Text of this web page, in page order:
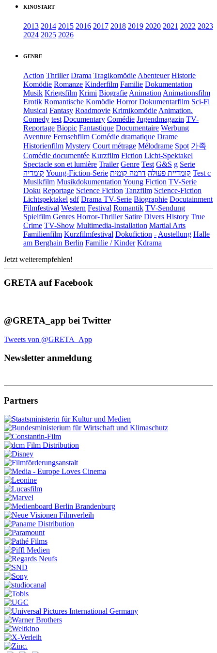
KINOSTART
2013 2014 2015 2016 2017 2018 2019 2020 2021 2022 2023
2024 2025 2026
GENRE
Action Thriller Drama Tragikomödie Abenteuer Historie
Komödie Romanze Kinderfilm Familie Dokumentation
Musik Kriegsfilm Krimi Biografie Animation Animationsfilm
Erotik Romantische Komödie Horror Dokumentarfilm Sci-Fi
Musical Fantasy Roadmovie Krimikomödie Animation.
Comedy test Documentary Comédie Jugendmagazin TV-
Reportage Biopic Fantastique Documentaire Werbung
Aventure Fernsehfilm Comédie dramatique Drame
Historienfilm Mystery Court métrage Mélodrame Spot 가족
Comédie documentée Kurzfilm Fiction Licht-Spektakel
Spectacle son et lumière Trailer Genre Test G&S g Serie
קומדיה Young-Fiction-Serie קומדיית פעולה דרמה קומית
Test c
Musikfilm Musikdokumentation Young Fiction TV-Serie
Doku Reportage Science Fiction Tanzfilm Science-Fiction
Lichtspektakel sdf Drama TV-Serie Biographie Docutainment
Filmfestival Western Festival Romantik TV-Sendung
Spielfilm Genres Horror-Thriller Satire Divers History True
Crime TV-Show Multimedia-Installation Martial Arts
Familienfilm Kurzfilmfestival Dokufiction - Austellung Halle
am Berghain Berlin Familie / Kinder Kdrama
Jetzt weiterempfehlen!
GRETA auf Facebook
@GRETA_app bei Twitter
Tweets von @GRETA_App
Newsletter anmeldung
Partners